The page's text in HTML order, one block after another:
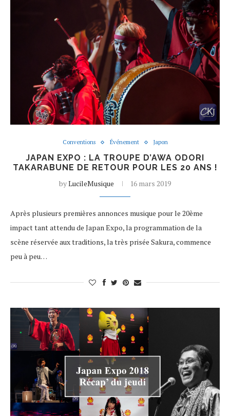
Conventions Événement Japon
JAPAN EXPO : LA TROUPE D’AWA ODORI
TAKARABUNE DE RETOUR POUR LES 20 ANS !
byLucileMusique 16 mars 2019
Après plusieurs premières annonces musique pour le 20ème
impact tant attendu de Japan Expo, la programmation de la
scène réservée aux traditions, la très prisée Sakura, commence
peu à peu…